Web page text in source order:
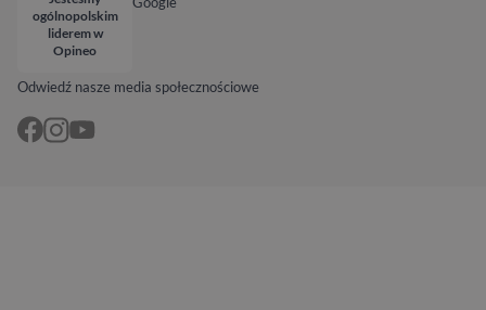
Odwiedź nasze media społecznościowe
ogólnopolskim
liderem w
Opineo